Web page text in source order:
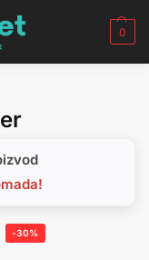
0
-30%